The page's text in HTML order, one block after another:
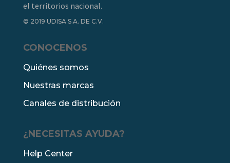
el territorios nacional.
© 2019 UDISA S.A. DE C.V.
CONOCENOS
Quiénes somos
Nuestras marcas
Canales de distribución
¿NECESITAS AYUDA?
Help Center